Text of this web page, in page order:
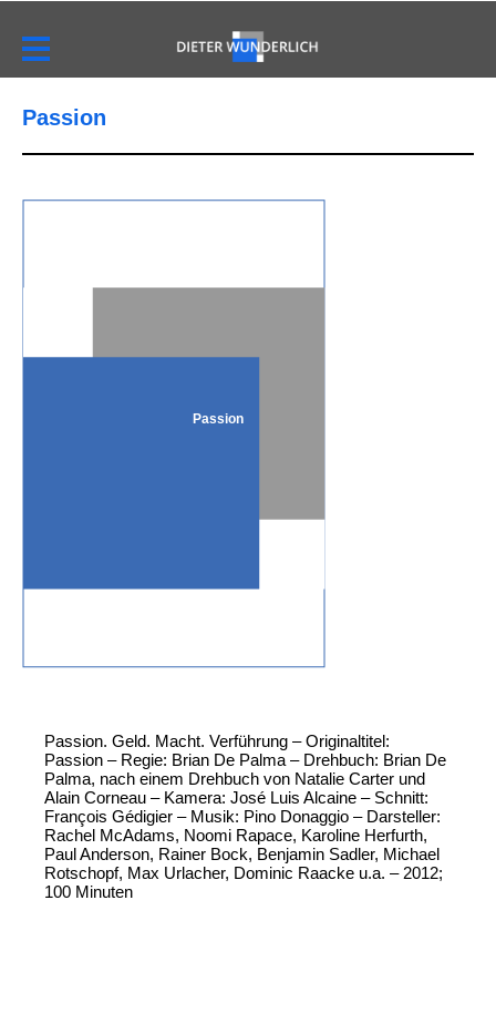
Passion
Passion
Passion. Geld. Macht. Verführung – Originaltitel:
Passion – Regie: Brian De Palma – Drehbuch: Brian De
Palma, nach einem Drehbuch von Natalie Carter und
Alain Corneau – Kamera: José Luis Alcaine – Schnitt:
François Gédigier – Musik: Pino Donaggio – Darsteller:
Rachel McAdams, Noomi Rapace, Karoline Herfurth,
Paul Anderson, Rainer Bock, Benjamin Sadler, Michael
Rotschopf, Max Urlacher, Dominic Raacke u.a. – 2012;
100 Minuten